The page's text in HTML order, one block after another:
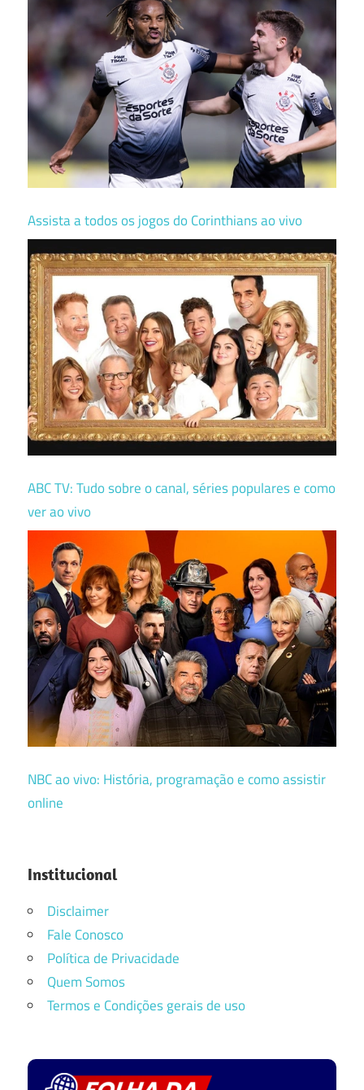
Assista a todos os jogos do Corinthians ao vivo
ABC TV: Tudo sobre o canal, séries populares e como
ver ao vivo
NBC ao vivo: História, programação e como assistir
online
Institucional
Disclaimer
Fale Conosco
Política de Privacidade
Quem Somos
Termos e Condições gerais de uso